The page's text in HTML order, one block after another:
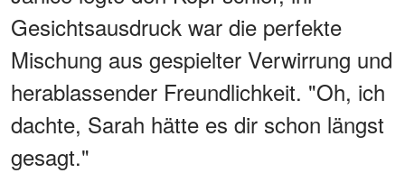
Gesichtsausdruck war die perfekte
Mischung aus gespielter Verwirrung und
herablassender Freundlichkeit. "Oh, ich
dachte, Sarah hätte es dir schon längst
gesagt."